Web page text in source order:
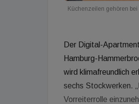
Küchenzeilen gehören
Der Digital-
Hamburg-
wird klimafreundlich
sechs Stockwerken.
Vorreiterrolle